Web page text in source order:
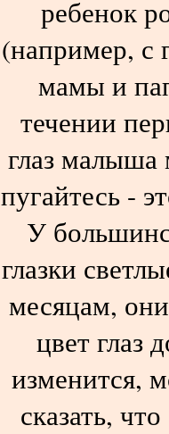
ребенок
(например, с
мамы и
течении
глаз малыша
пугайтесь -
У
глазки
месяцам,
цвет глаз
изменится,
сказать,